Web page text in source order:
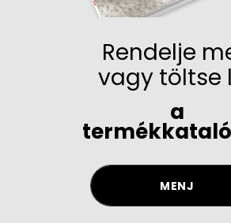
Rendelje
vagy töltse
a
MENJ